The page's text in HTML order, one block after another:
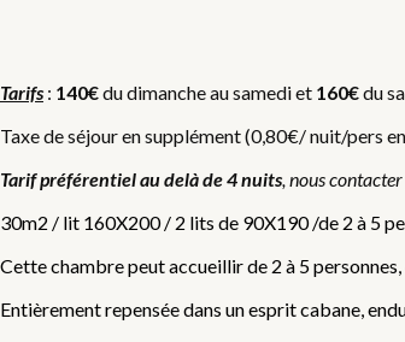
Tarifs : 140€du dimanche au samedi et 160€du
Taxe de séjour en supplément (0,80€/ nuit/pers
Tarif préférentiel au delà de 4 nuits, nous
30m2 / lit 160X200 / 2 lits de 90X190 /de 2 à 5
Cette chambre peut accueillir de 2 à 5
Entièrement repensée dans un esprit cabane,